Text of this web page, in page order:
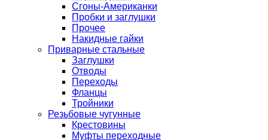
Сгоны-Американки
Пробки и заглушки
Прочее
Накидные гайки
Приварные стальные
Заглушки
Отводы
Переходы
Фланцы
Тройники
Резьбовые чугунные
Крестовины
Муфты переходные